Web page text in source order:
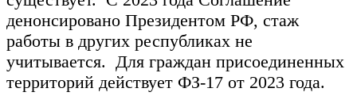
денонсировано Президентом РФ, стаж
работы в других республиках не
учитывается. Для граждан присоединенных
территорий действует ФЗ-17 от 2023 года.